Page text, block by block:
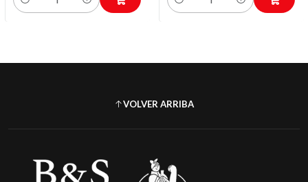
Cantidad Cantidad
VOLVER ARRIBA